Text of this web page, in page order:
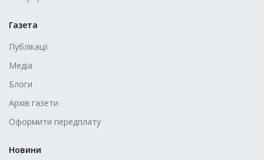
Газета
Публікації
Медіа
Блоги
Архів газети
Оформити передплату
Новини